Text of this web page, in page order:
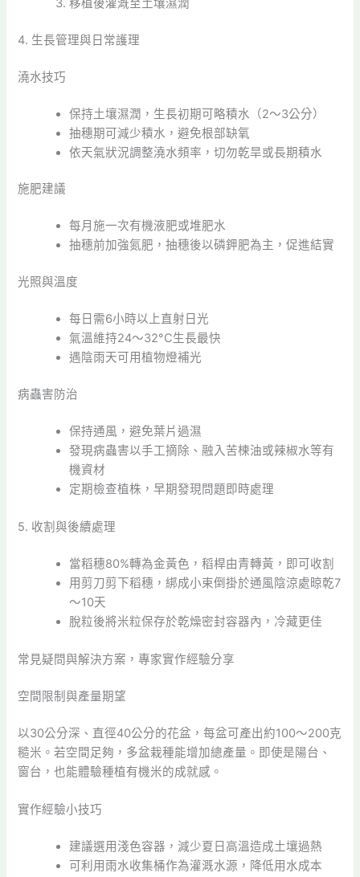
移植後灌溉至土壤濕潤
4. 生長管理與日常護理
澆水技巧
保持土壤濕潤，生長初期可略積水（2～3公分）
抽穗期可減少積水，避免根部缺氧
依天氣狀況調整澆水頻率，切勿乾旱或長期積水
施肥建議
每月施一次有機液肥或堆肥水
抽穗前加強氮肥，抽穗後以磷鉀肥為主，促進結實
光照與溫度
每日需6小時以上直射日光
氣溫維持24～32°C生長最快
遇陰雨天可用植物燈補光
病蟲害防治
保持通風，避免葉片過濕
發現病蟲害以手工摘除、融入苦楝油或辣椒水等有
機資材
定期檢查植株，早期發現問題即時處理
5. 收割與後續處理
當稻穗80%轉為金黃色，稻桿由青轉黃，即可收割
用剪刀剪下稻穗，綁成小束倒掛於通風陰涼處晾乾7
～10天
脫粒後將米粒保存於乾燥密封容器內，冷藏更佳
常見疑問與解決方案，專家實作經驗分享
空間限制與產量期望
以30公分深、直徑40公分的花盆，每盆可產出約100～200克
糙米。若空間足夠，多盆栽種能增加總產量。即使是陽台、
窗台，也能體驗種植有機米的成就感。
實作經驗小技巧
建議選用淺色容器，減少夏日高溫造成土壤過熱
可利用雨水收集桶作為灌溉水源，降低用水成本